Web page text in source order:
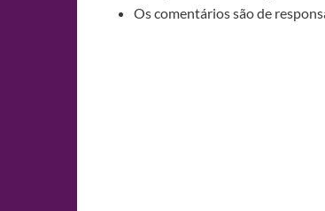
Os comentários são de